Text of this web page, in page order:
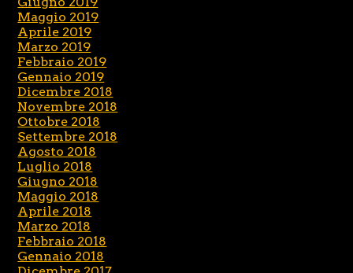
Maggio 2019
Aprile 2019
Marzo 2019
Febbraio 2019
Gennaio 2019
Dicembre 2018
Novembre 2018
Ottobre 2018
Settembre 2018
Agosto 2018
Luglio 2018
Giugno 2018
Maggio 2018
Aprile 2018
Marzo 2018
Febbraio 2018
Gennaio 2018